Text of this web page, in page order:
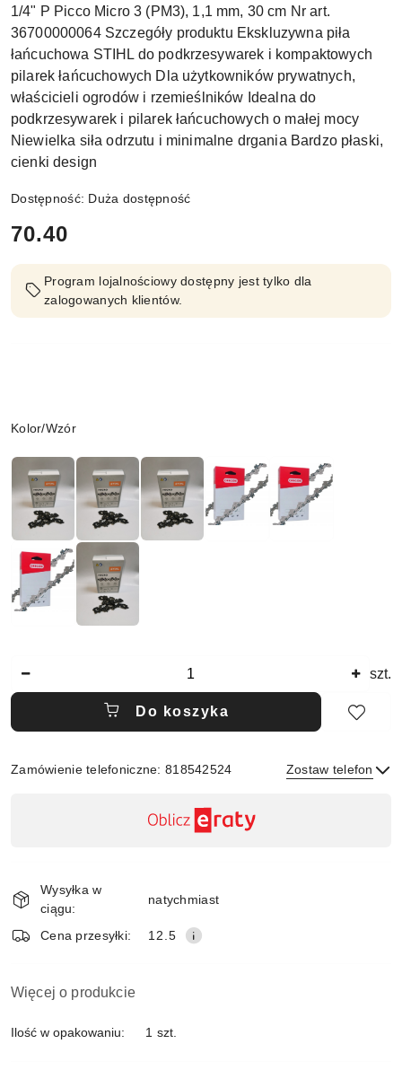
1/4" P Picco Micro 3 (PM3), 1,1 mm, 30 cm Nr art.
36700000064 Szczegóły produktu Ekskluzywna piła
łańcuchowa STIHL do podkrzesywarek i kompaktowych
pilarek łańcuchowych Dla użytkowników prywatnych,
właścicieli ogrodów i rzemieślników Idealna do
podkrzesywarek i pilarek łańcuchowych o małej mocy
Niewielka siła odrzutu i minimalne drgania Bardzo płaski,
cienki design
Dostępność: Duża dostępność
cena:
70.40
Program lojalnościowy dostępny jest tylko dla
zalogowanych klientów.
Wariant
Kolor/Wzór
szt.
Do koszyka
Zamówienie telefoniczne: 818542524 Zostaw telefon
dostawa
Wysyłka w
ciągu:
natychmiast
Cena przesyłki: 12.5
Więcej o produkcie
Ilość w opakowaniu: 1 szt.